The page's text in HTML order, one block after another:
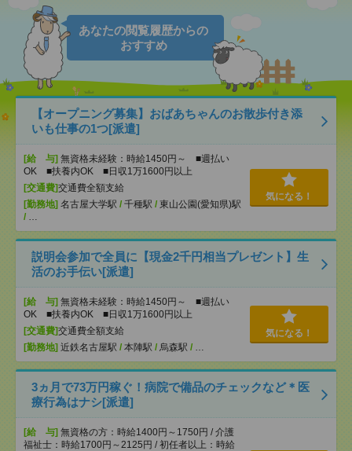
あなたの閲覧履歴からの
おすすめ
【オープニング募集】おばあちゃんのお散歩付き添
いも仕事の1つ[派遣]
[給 与] 無資格未経験：時給1450円～ ■週払い
OK ■扶養内OK ■日収1万1600円以上
[交通費]交通費全額支給
[勤務地] 名古屋大学駅 / 千種駅 / 東山公園(愛知県)駅
/ …
気になる！
説明会参加で全員に【現金2千円相当プレゼント】生
活のお手伝い[派遣]
[給 与] 無資格未経験：時給1450円～ ■週払い
OK ■扶養内OK ■日収1万1600円以上
[交通費]交通費全額支給
[勤務地] 近鉄名古屋駅 / 本陣駅 / 烏森駅 / …
気になる！
3ヵ月で73万円稼ぐ！病院で備品のチェックなど＊医
療行為はナシ[派遣]
[給 与] 無資格の方：時給1400円～1750円 / 介護
福祉士：時給1700円～2125円 / 初任者以上：時給